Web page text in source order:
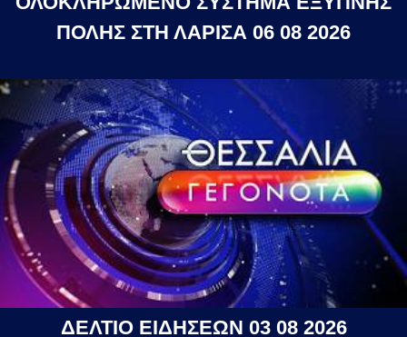
ΠΟΛΗΣ ΣΤΗ ΛΑΡΙΣΑ 06 08 2026
ΔΕΛΤΙΟ ΕΙΔΗΣΕΩΝ 03 08 2026